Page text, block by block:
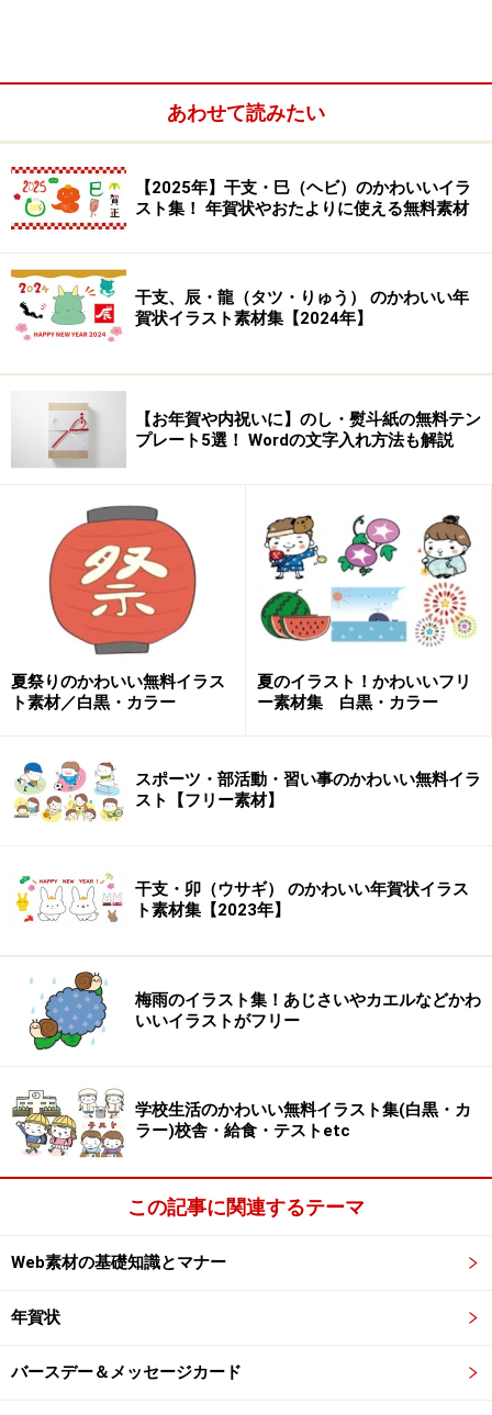
＜目次＞
白ウサギ（卯・うさぎ）の無料イラスト
鏡餅のウサギ（卯・うさぎ）の無料イラスト
料イラスト
野ウサギ（兎・うさぎ）の無料イラスト
ウサギ（兎・うさぎ）のシルエットの無料イラスト
カラフルなウサギ（卯・うさぎ）の無料イラスト
2023のロゴイラスト
このまま印刷、年賀はがきに！2023年賀状テンプレ
ート（ハガキサイズ）
縁起物やお正月モチーフなど、年賀状に使えるイラ
スト素材集
イラストを印刷する年賀状の選び方
白ウサギ（卯・うさぎ）の無料イラスト
す
【png】干支・ウサギ（卯・うさぎ）の顔の無料イラストで
す
【jpg】干支・ウサギ（卯・うさぎ）の顔の無料イラストで
す
あわせて読みたい
【2025年】干支・巳（ヘビ）のかわいいイラ
スト集！ 年賀状やおたよりに使える無料素材
干支、辰・龍（タツ・りゅう） のかわいい年
賀状イラスト素材集【2024年】
【お年賀や内祝いに】のし・熨斗紙の無料テン
プレート5選！ Wordの文字入れ方法も解説
夏祭りのかわいい無料イラス
ト素材／白黒・カラー
夏のイラスト！かわいいフリ
ー素材集 白黒・カラー
スポーツ・部活動・習い事のかわいい無料イラ
スト【フリー素材】
干支・卯（ウサギ） のかわいい年賀状イラス
ト素材集【2023年】
梅雨のイラスト集！あじさいやカエルなどかわ
いいイラストがフリー
学校生活のかわいい無料イラスト集(白黒・カ
ラー)校舎・給食・テストetc
この記事に関連するテーマ
Web素材の基礎知識とマナー
年賀状
バースデー＆メッセージカード